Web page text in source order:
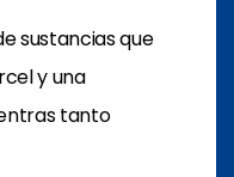
sustancias que
y una
tanto